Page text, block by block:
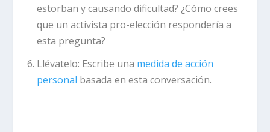
estorban y causando dificultad? ¿Cómo crees
que un activista pro-elección respondería a
esta pregunta?
Llévatelo: Escribe una medida de acción
personal basada en esta conversación.